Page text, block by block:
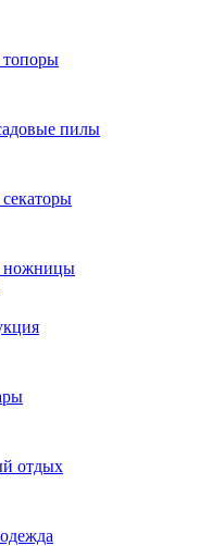
пилы
ножницы
отдых